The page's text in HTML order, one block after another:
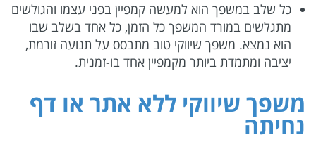
כל שלב במשפך הוא למעשה קמפיין בפני עצמו והגולשים
מתגלשים במורד המשפך כל הזמן, כל אחד בשלב שבו
הוא נמצא. משפך שיווקי טוב מתבסס על תנועה זורמת,
יציבה ומתמדת ביותר מקמפיין אחד בו-זמנית.
משפך שיווקי ללא אתר או דף
נחיתה